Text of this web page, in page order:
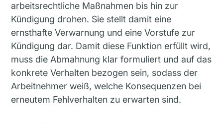
arbeitsrechtliche Maßnahmen bis hin zur
Kündigung drohen. Sie stellt damit eine
ernsthafte Verwarnung und eine Vorstufe zur
Kündigung dar. Damit diese Funktion erfüllt wird,
muss die Abmahnung klar formuliert und auf das
konkrete Verhalten bezogen sein, sodass der
Arbeitnehmer weiß, welche Konsequenzen bei
erneutem Fehlverhalten zu erwarten sind.